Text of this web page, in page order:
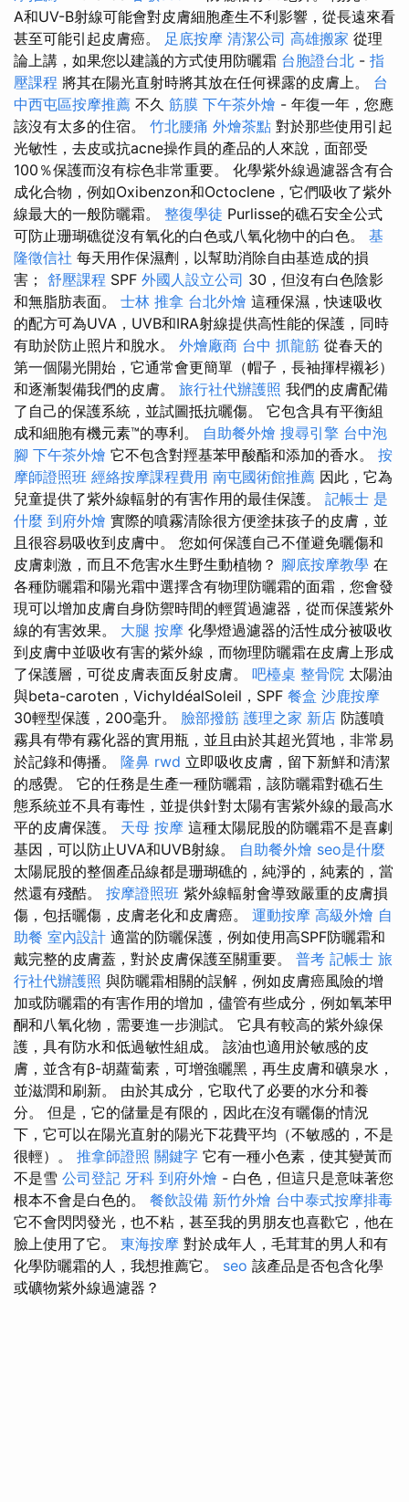
A和UV-B射線可能會對皮膚細胞產生不利影響，從長遠來看
甚至可能引起皮膚癌。 足底按摩 清潔公司 高雄搬家 從理
論上講，如果您以建議的方式使用防曬霜 台胞證台北 - 指
壓課程 將其在陽光直射時將其放在任何裸露的皮膚上。 台
中西屯區按摩推薦 不久 筋膜 下午茶外燴 - 年復一年，您應
該沒有太多的住宿。 竹北腰痛 外燴茶點 對於那些使用引起
光敏性，去皮或抗acne操作員的產品的人來說，面部受
100％保護而沒有棕色非常重要。 化學紫外線過濾器含有合
成化合物，例如Oxibenzon和Octoclene，它們吸收了紫外
線最大的一般防曬霜。 整復學徒 Purlisse的礁石安全公式
可防止珊瑚礁從沒有氧化的白色或八氧化物中的白色。 基
隆徵信社 每天用作保濕劑，以幫助消除自由基造成的損
害； 舒壓課程 SPF 外國人設立公司 30，但沒有白色陰影
和無脂肪表面。 士林 推拿 台北外燴 這種保濕，快速吸收
的配方可為UVA，UVB和IRA射線提供高性能的保護，同時
有助於防止照片和脫水。 外燴廠商 台中 抓龍筋 從春天的
第一個陽光開始，它通常會更簡單（帽子，長袖揮桿襯衫）
和逐漸製備我們的皮膚。 旅行社代辦護照 我們的皮膚配備
了自己的保護系統，並試圖抵抗曬傷。 它包含具有平衡組
成和細胞有機元素™的專利。 自助餐外燴 搜尋引擎 台中泡
腳 下午茶外燴 它不包含對羥基苯甲酸酯和添加的香水。 按
摩師證照班 經絡按摩課程費用 南屯國術館推薦 因此，它為
兒童提供了紫外線輻射的有害作用的最佳保護。 記帳士 是
什麼 到府外燴 實際的噴霧清除很方便塗抹孩子的皮膚，並
且很容易吸收到皮膚中。 您如何保護自己不僅避免曬傷和
皮膚刺激，而且不危害水生野生動植物？ 腳底按摩教學 在
各種防曬霜和陽光霜中選擇含有物理防曬霜的面霜，您會發
現可以增加皮膚自身防禦時間的輕質過濾器，從而保護紫外
線的有害效果。 大腿 按摩 化學燈過濾器的活性成分被吸收
到皮膚中並吸收有害的紫外線，而物理防曬霜在皮膚上形成
了保護層，可從皮膚表面反射皮膚。 吧檯桌 整骨院 太陽油
與beta-caroten，VichyIdéalSoleil，SPF 餐盒 沙鹿按摩
30輕型保護，200毫升。 臉部撥筋 護理之家 新店 防護噴
霧具有帶有霧化器的實用瓶，並且由於其超光質地，非常易
於記錄和傳播。 隆鼻 rwd 立即吸收皮膚，留下新鮮和清潔
的感覺。 它的任務是生產一種防曬霜，該防曬霜對礁石生
態系統並不具有毒性，並提供針對太陽有害紫外線的最高水
平的皮膚保護。 天母 按摩 這種太陽屁股的防曬霜不是喜劇
基因，可以防止UVA和UVB射線。 自助餐外燴 seo是什麼
太陽屁股的整個產品線都是珊瑚礁的，純淨的，純素的，當
然還有殘酷。 按摩證照班 紫外線輻射會導致嚴重的皮膚損
傷，包括曬傷，皮膚老化和皮膚癌。 運動按摩 高級外燴 自
助餐 室內設計 適當的防曬保護，例如使用高SPF防曬霜和
戴完整的皮膚蓋，對於皮膚保護至關重要。 普考 記帳士 旅
行社代辦護照 與防曬霜相關的誤解，例如皮膚癌風險的增
加或防曬霜的有害作用的增加，儘管有些成分，例如氧苯甲
酮和八氧化物，需要進一步測試。 它具有較高的紫外線保
護，具有防水和低過敏性組成。 該油也適用於敏感的皮
膚，並含有β-胡蘿蔔素，可增強曬黑，再生皮膚和礦泉水，
並滋潤和刷新。 由於其成分，它取代了必要的水分和養
分。 但是，它的儲量是有限的，因此在沒有曬傷的情況
下，它可以在陽光直射的陽光下花費平均（不敏感的，不是
很輕）。 推拿師證照 關鍵字 它有一種小色素，使其變黃而
不是雪 公司登記 牙科 到府外燴 - 白色，但這只是意味著您
根本不會是白色的。 餐飲設備 新竹外燴 台中泰式按摩排毒
它不會閃閃發光，也不粘，甚至我的男朋友也喜歡它，他在
臉上使用了它。 東海按摩 對於成年人，毛茸茸的男人和有
化學防曬霜的人，我想推薦它。 seo 該產品是否包含化學
或礦物紫外線過濾器？